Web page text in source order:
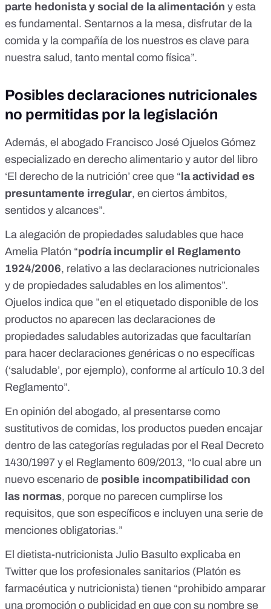
parte hedonista y social de la alimentación y esta
es fundamental. Sentarnos a la mesa, disfrutar de la
comida y la compañía de los nuestros es clave para
nuestra salud, tanto mental como física”.
Posibles declaraciones nutricionales
no permitidas por la legislación
Además, el abogado Francisco José Ojuelos Gómez
especializado en derecho alimentario y autor del libro
‘El derecho de la nutrición’ cree que “ la actividad es
presuntamente irregular, en ciertos ámbitos,
sentidos y alcances”.
La alegación de propiedades saludables que hace
Amelia Platón “podría incumplir el Reglamento
1924/2006, relativo a las declaraciones nutricionales
y de propiedades saludables en los alimentos”.
Ojuelos indica que ”en el etiquetado disponible de los
productos no aparecen las declaraciones de
propiedades saludables autorizadas que facultarían
para hacer declaraciones genéricas o no específicas
(‘saludable’, por ejemplo), conforme al artículo 10.3 del
Reglamento”.
En opinión del abogado, al presentarse como
sustitutivos de comidas, los productos pueden encajar
dentro de las categorías reguladas por el Real Decreto
1430/1997 y el Reglamento 609/2013, “lo cual abre un
nuevo escenario de posible incompatibilidad con
las normas, porque no parecen cumplirse los
requisitos, que son específicos e incluyen una serie de
menciones obligatorias.”
El dietista-nutricionista Julio Basulto explicaba en
Twitter que los profesionales sanitarios (Platón es
farmacéutica y nutricionista) tienen “prohibido amparar
una promoción o publicidad en que con su nombre se